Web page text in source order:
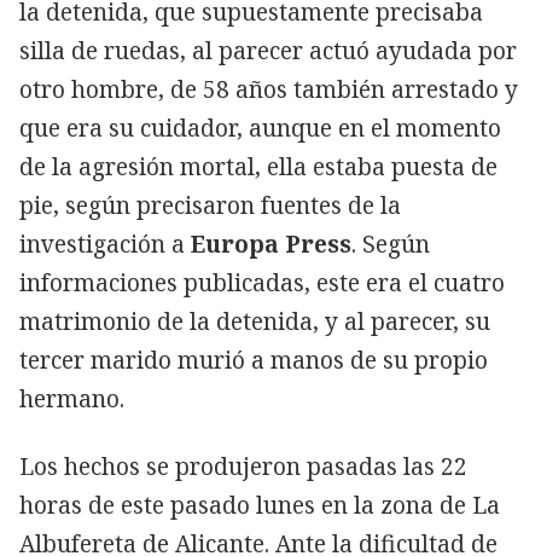
la detenida, que supuestamente precisaba
silla de ruedas, al parecer actuó ayudada por
otro hombre, de 58 años también arrestado y
que era su cuidador, aunque en el momento
de la agresión mortal, ella estaba puesta de
pie, según precisaron fuentes de la
investigación a Europa Press. Según
informaciones publicadas, este era el cuatro
matrimonio de la detenida, y al parecer, su
tercer marido murió a manos de su propio
hermano.
Los hechos se produjeron pasadas las 22
horas de este pasado lunes en la zona de La
Albufereta de Alicante. Ante la dificultad de